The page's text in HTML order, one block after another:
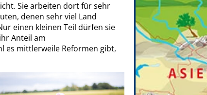
Sie arbeiten dort für sehr
denen sehr viel Land
einen kleinen Teil dürfen sie
Anteil am
es mittlerweile Reformen gibt,